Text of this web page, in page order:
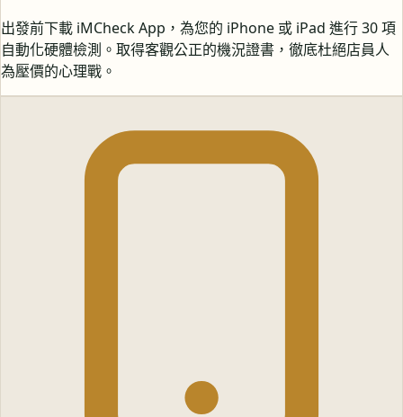
出發前下載 iMCheck App，為您的 iPhone 或 iPad 進行 30 項
自動化硬體檢測。取得客觀公正的機況證書，徹底杜絕店員人
為壓價的心理戰。